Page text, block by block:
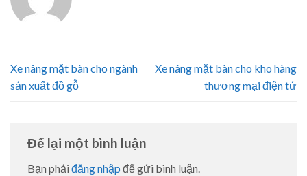
Xe nâng mặt bàn cho ngành
sản xuất đồ gỗ
Xe nâng mặt bàn cho kho hàng
thương mại điện tử
Để lại một bình luận
Bạn phải đăng nhập để gửi bình luận.